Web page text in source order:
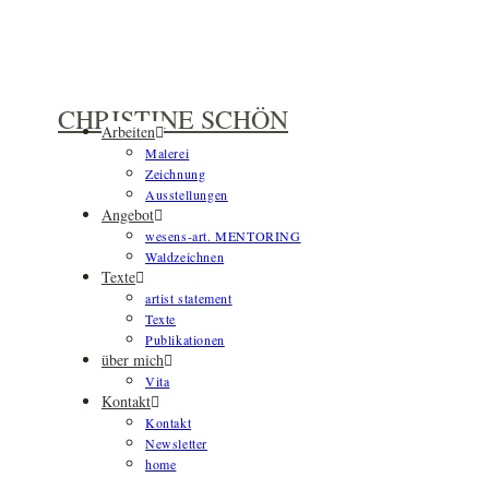
CHRISTINE SCHÖN
Arbeiten
Malerei
Zeichnung
Ausstellungen
Angebot
wesens-art. MENTORING
Waldzeichnen
Texte
artist statement
Texte
Publikationen
über mich
Vita
Kontakt
Kontakt
Newsletter
home